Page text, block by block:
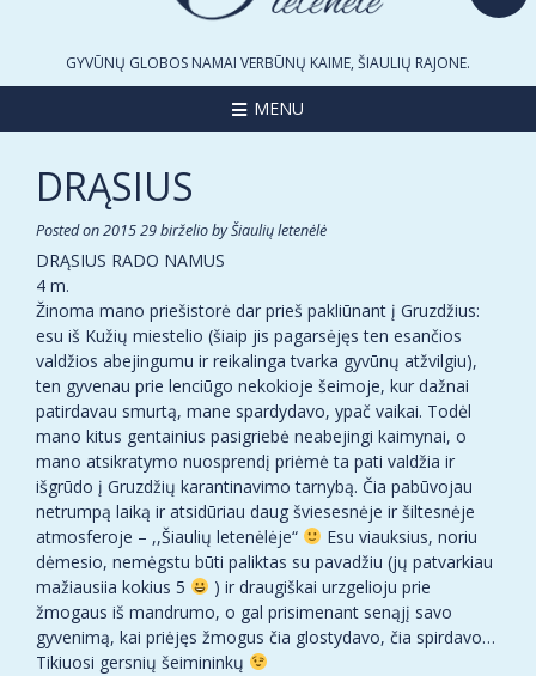
GYVŪNŲ GLOBOS NAMAI VERBŪNŲ KAIME, ŠIAULIŲ RAJONE.
MENU
DRĄSIUS
Posted on2015 29 birželiobyŠiaulių letenėlė
DRĄSIUS RADO NAMUS
4 m.
Žinoma mano priešistorė dar prieš pakliūnant į Gruzdžius:
esu iš Kužių miestelio (šiaip jis pagarsėjęs ten esančios
valdžios abejingumu ir reikalinga tvarka gyvūnų atžvilgiu),
ten gyvenau prie lenciūgo nekokioje šeimoje, kur dažnai
patirdavau smurtą, mane spardydavo, ypač vaikai. Todėl
mano kitus gentainius pasigriebė neabejingi kaimynai, o
mano atsikratymo nuosprendį priėmė ta pati valdžia ir
išgrūdo į Gruzdžių karantinavimo tarnybą. Čia pabūvojau
netrumpą laiką ir atsidūriau daug šviesesnėje ir šiltesnėje
atmosferoje – ,,Šiaulių letenėlėje“
Esu viauksius, noriu
dėmesio, nemėgstu būti paliktas su pavadžiu (jų patvarkiau
mažiausiia kokius 5
) ir draugiškai urzgelioju prie
žmogaus iš mandrumo, o gal prisimenant senąjį savo
gyvenimą, kai priėjęs žmogus čia glostydavo, čia spirdavo…
Tikiuosi gersnių šeimininkų